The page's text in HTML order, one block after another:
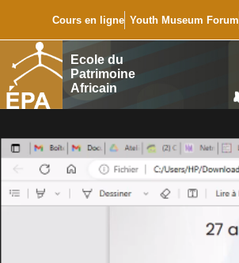
Cours en ligne Youth Museum Forum
Ecole du
Patrimoine
Africain